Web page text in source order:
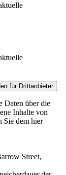
für Drittanbieter
Daten über die
Inhalte von
Sie dem hier
Street,